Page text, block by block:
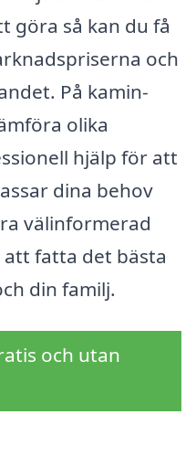
göra så kan du få
och
På kamin-
olika
hjälp för att
dina behov
välinformerad
fatta det bästa
din familj.
och utan